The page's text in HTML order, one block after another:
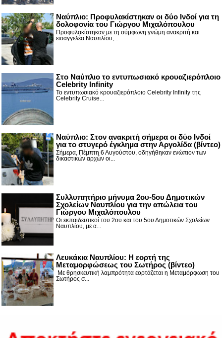
Ναύπλιο: Προφυλακίστηκαν οι δύο Ινδοί για τη
δολοφονία του Γιώργου Μιχαλόπουλου
Προφυλακίστηκαν με τη σύμφωνη γνώμη ανακριτή και
εισαγγελέα Ναυπλίου,...
Στο Ναύπλιο το εντυπωσιακό κρουαζιερόπλοιο
Celebrity Infinity
Το εντυπωσιακό κρουαζιερόπλοιο Celebrity Infinity της
Celebrity Cruise...
Nαύπλιο: Στον ανακριτή σήμερα οι δύο Ινδοί
για το στυγερό έγκλημα στην Αργολίδα (βίντεο)
Σήμερα, Πέμπτη 6 Αυγούστου, οδηγήθηκαν ενώπιον των
δικαστικών αρχών οι...
Συλλυπητήριο μήνυμα 2ου-5ου Δημοτικών
Σχολείων Ναυπλίου για την απώλεια του
Γιώργου Μιχαλόπουλου
Οι εκπαιδευτικοί του 2ου και του 5ου Δημοτικών Σχολείων
Ναυπλίου, με α...
Λευκάκια Ναυπλίου: Η εορτή της
Μεταμορφώσεως του Σωτήρος (βίντεο)
Με θρησκευτική λαμπρότητα εορτάζεται η Μεταμόρφωση του
Σωτήρος σ...